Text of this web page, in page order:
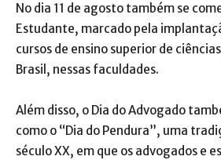
No dia 11 de agosto também se
Estudante, marcado pela
cursos de ensino superior de
Brasil, nessas faculdades.
Além disso, o Dia do Advogado
como o “Dia do Pendura”, uma
século XX, em que os advogados e